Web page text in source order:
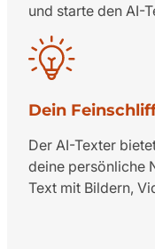
und starte den AI-
Dein
Der AI-Texter
deine persönliche
Text mit Bildern,